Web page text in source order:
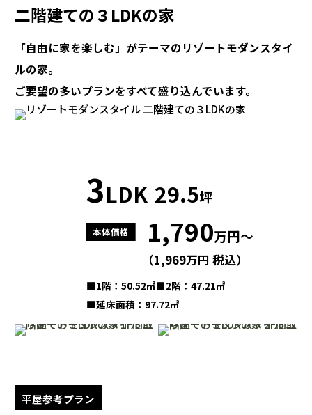
二階建ての３LDKの家
「自由に家を楽しむ」がテーマのリゾートモダンスタイ
ルの家。
ご要望の多いプランをすべて盛り込んでいます。
3LDK 29.5坪
本体価格 1,790万円～
（1,969万円 税込）
■1階：50.52㎡■2階：47.21㎡
■延床面積：97.72㎡
平屋参考プラン